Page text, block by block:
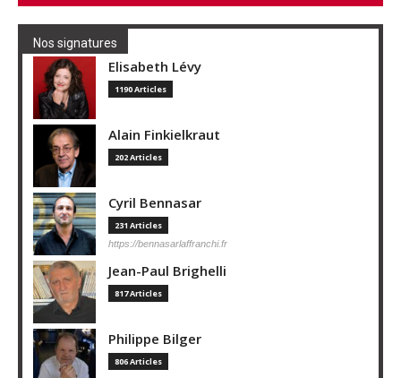
Nos signatures
Elisabeth Lévy
1190 Articles
Alain Finkielkraut
202 Articles
Cyril Bennasar
231 Articles
https://bennasarlaffranchi.fr
Jean-Paul Brighelli
817 Articles
Philippe Bilger
806 Articles